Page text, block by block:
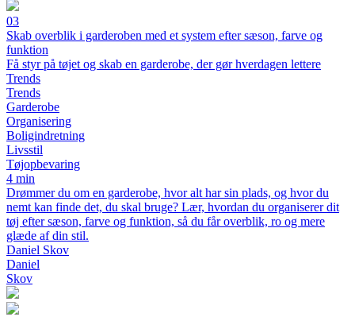
03
Skab overblik i garderoben med et system efter sæson, farve og
funktion
Få styr på tøjet og skab en garderobe, der gør hverdagen lettere
Trends
Trends
Garderobe
Organisering
Boligindretning
Livsstil
Tøjopbevaring
4 min
Drømmer du om en garderobe, hvor alt har sin plads, og hvor du
nemt kan finde det, du skal bruge? Lær, hvordan du organiserer dit
tøj efter sæson, farve og funktion, så du får overblik, ro og mere
glæde af din stil.
Daniel Skov
Daniel
Skov